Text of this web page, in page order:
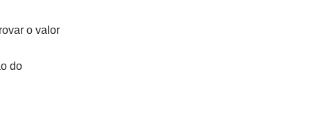
o valor
do